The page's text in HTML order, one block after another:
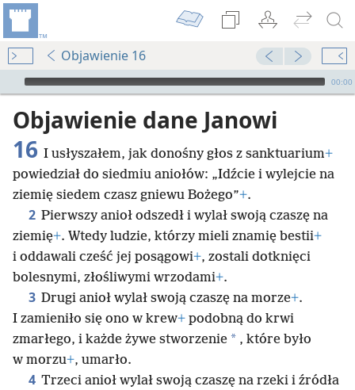
Objawienie 16
Audio Player
00:00
Objawienie dane Janowi
16 I usłyszałem, jak donośny głos z sanktuarium+
powiedział do siedmiu aniołów: „Idźcie i wylejcie na
ziemię siedem czasz gniewu Bożego”+.
2 Pierwszy anioł odszedł i wylał swoją czaszę na
ziemię+. Wtedy ludzie, którzy mieli znamię bestii+
i oddawali cześć jej posągowi+, zostali dotknięci
bolesnymi, złośliwymi wrzodami+.
3 Drugi anioł wylał swoją czaszę na morze+.
I zamieniło się ono w krew+ podobną do krwi
zmarłego, i każde żywe stworzenie * , które było
w morzu+, umarło.
4 Trzeci anioł wylał swoją czaszę na rzeki i źródła